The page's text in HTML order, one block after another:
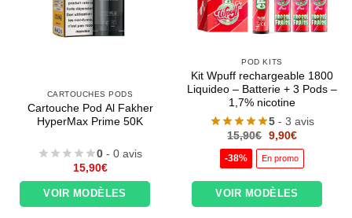
CARTOUCHES PODS
Cartouche Pod Al Fakher
HyperMax Prime 50K
0 - 0 avis
15,90€
VOIR MODÈLES
POD KITS
Kit Wpuff rechargeable 1800
Liquideo – Batterie + 3 Pods –
1,7% nicotine
5 - 3 avis
15,90€ Le
initial
était :
9,90€Le
actuel
est :
-38% En promo
VOIR MODÈLES